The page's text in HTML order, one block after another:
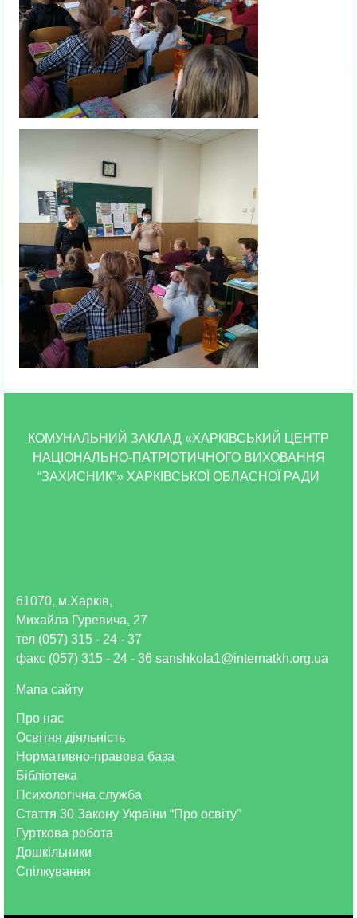
КОМУНАЛЬНИЙ ЗАКЛАД «ХАРКІВСЬКИЙ ЦЕНТР
НАЦІОНАЛЬНО-ПАТРІОТИЧНОГО ВИХОВАННЯ
“ЗАХИСНИК”» ХАРКІВСЬКОЇ ОБЛАСНОЇ РАДИ
Про нас
Освітня діяльність
Нормативно-правова база
Бібліотека
Психологічна служба
Стаття 30 Закону України “Про освіту”
Гурткова робота
Дошкільники
Спілкування
61070, м.Харків,
Михайла Гуревича, 27
тел (057) 315 - 24 - 37
факс (057) 315 - 24 - 36 sanshkola1@internatkh.org.ua
Мапа сайту